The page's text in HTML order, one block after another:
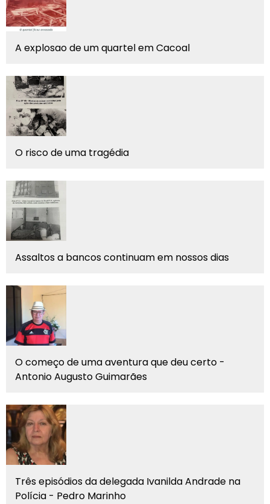
A explosao de um quartel em Cacoal
O risco de uma tragédia
Assaltos a bancos continuam em nossos dias
O começo de uma aventura que deu certo -
Antonio Augusto Guimarães
Três episódios da delegada Ivanilda Andrade na
Polícia - Pedro Marinho